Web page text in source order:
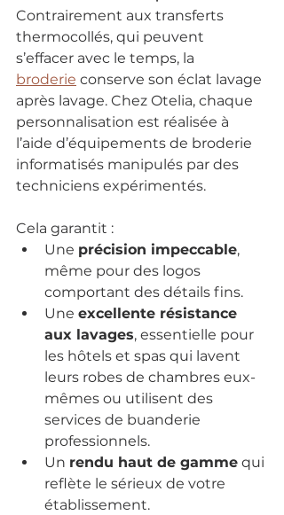
Contrairement aux transferts
thermocollés, qui peuvent
s’effacer avec le temps, la
broderie conserve son éclat lavage
après lavage. Chez Otelia, chaque
personnalisation est réalisée à
l’aide d’équipements de broderie
informatisés manipulés par des
techniciens expérimentés.
Cela garantit :
Une précision impeccable,
même pour des logos
comportant des détails fins.
Une excellente résistance
aux lavages, essentielle pour
les hôtels et spas qui lavent
leurs robes de chambres eux-
mêmes ou utilisent des
services de buanderie
professionnels.
Un rendu haut de gamme qui
reflète le sérieux de votre
établissement.